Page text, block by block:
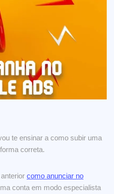
te ensinar a como subir uma
correta.
como anunciar no
conta em modo especialista